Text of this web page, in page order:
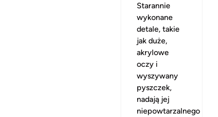
Starannie
wykonane
detale, takie
jak duże,
akrylowe
oczy i
wyszywany
pyszczek,
nadają jej
niepowtarzalnego